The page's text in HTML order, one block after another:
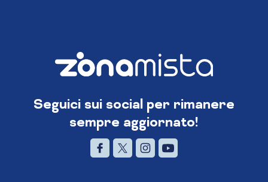
Seguici sui social per rimanere
sempre aggiornato!